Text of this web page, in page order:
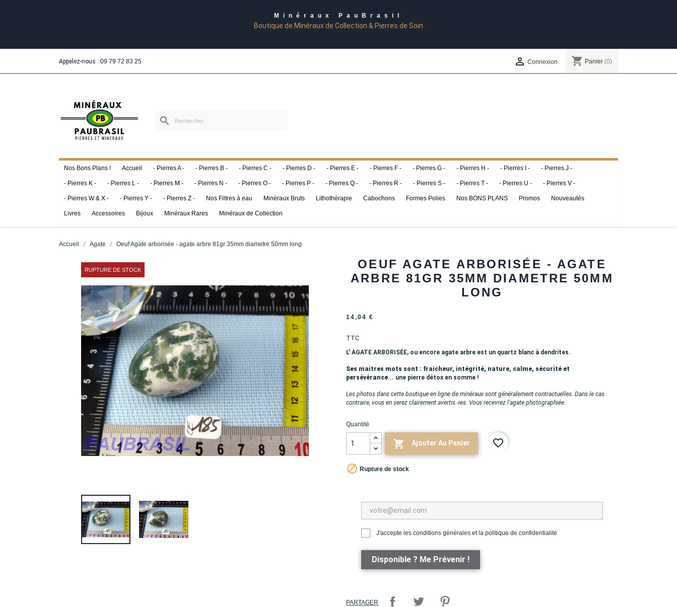
Minéraux PauBrasil
Boutique de Minéraux de Collection & Pierres de Soin
Appelez-nous : 09 79 72 83 25  Connexion shopping_cart Panier (0)
search
Nos Bons Plans ! Accueil - Pierres A - - Pierres B - - Pierres C - - Pierres D - - Pierres E - - Pierres F - - Pierres G - - Pierres H - - Pierres I - - Pierres J -
- Pierres K - - Pierres L - - Pierres M - - Pierres N - - Pierres O - - Pierres P - - Pierres Q - - Pierres R - - Pierres S - - Pierres T - - Pierres U - - Pierres V -
- Pierres W & X - - Pierres Y - - Pierres Z - Nos Filtres à eau Minéraux Bruts Lithothérapie Cabochons Formes Polies Nos BONS PLANS Promos Nouveautés
Livres Accessoires Bijoux Minéraux Rares Minéraux de Collection
Accueil Agate Oeuf Agate arborisée - agate arbre 81gr 35mm diametre 50mm long
RUPTURE DE STOCK
OEUF AGATE ARBORISÉE - AGATE
ARBRE 81GR 35MM DIAMETRE 50MM
LONG
14,04 €
TTC
L' AGATE ARBORISÉE, ou encore agate arbre est un quartz blanc à dendrites.
Ses maitres mots sont : fraicheur, intégrité, nature, calme, sécurité et
persévérance... une pierre détox en somme !
Les photos dans cette boutique en ligne de minéraux sont généralement contractuelles. Dans le cas
contraire, vous en serez clairement avertis -ies. Vous recevrez l'agate photographiée.
Quantité
 Ajouter Au Panier favorite_border
 Rupture de stock
J'accepte les conditions générales et la politique de confidentialité
Disponible ? Me Prévenir !
PARTAGER